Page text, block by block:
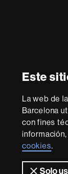
Este
La web de
Barcelona
con fines
cookies.
Solo
Sobre
esta
web Aviso
web
Somos una
de calidad,
adecuada a las